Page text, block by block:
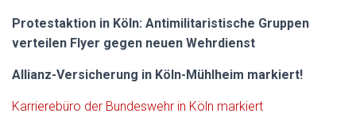
Protestaktion in Köln: Antimilitaristische Gruppen
verteilen Flyer gegen neuen Wehrdienst
Allianz-Versicherung in Köln-Mühlheim markiert!
Karrierebüro der Bundeswehr in Köln markiert